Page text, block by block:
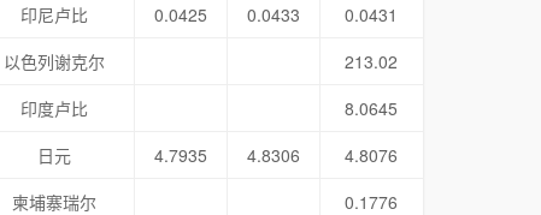
印尼卢比
0.0425 0.0433
0.0431
以色列谢克尔
213.02
印度卢比
8.0645
日元
4.7935 4.8306
4.8076
柬埔寨瑞尔
0.1776